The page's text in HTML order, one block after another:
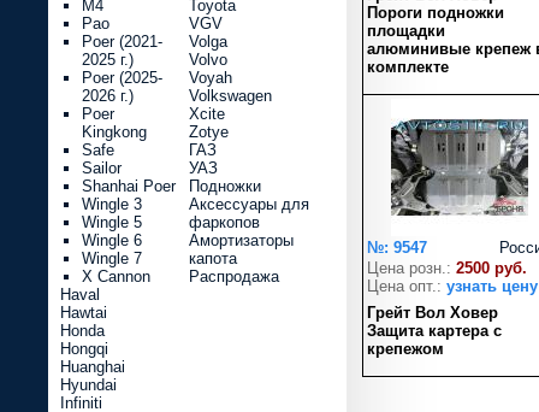
Пороги подножки
площадки
алюминивые крепеж
комплекте
№: 9547
Цена розн.: 2500 руб.
Цена опт.: узнать цену
Грейт Вол Ховер
Защита картера с
крепежом
M4
Pao
Poer (2021-
2025 г.)
Poer (2025-
2026 г.)
Poer
Kingkong
Safe
Sailor
Shanhai Poer
Wingle 3
Wingle 5
Wingle 6
Wingle 7
X Cannon
Haval
Hawtai
Honda
Hongqi
Huanghai
Hyundai
Infiniti
Toyota
VGV
Volga
Volvo
Voyah
Volkswagen
Xcite
Zotye
ГАЗ
УАЗ
Подножки
Аксессуары для
фаркопов
Амортизаторы
капота
Распродажа